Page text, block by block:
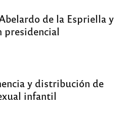
de la Espriella y
presidencial
y distribución de
infantil